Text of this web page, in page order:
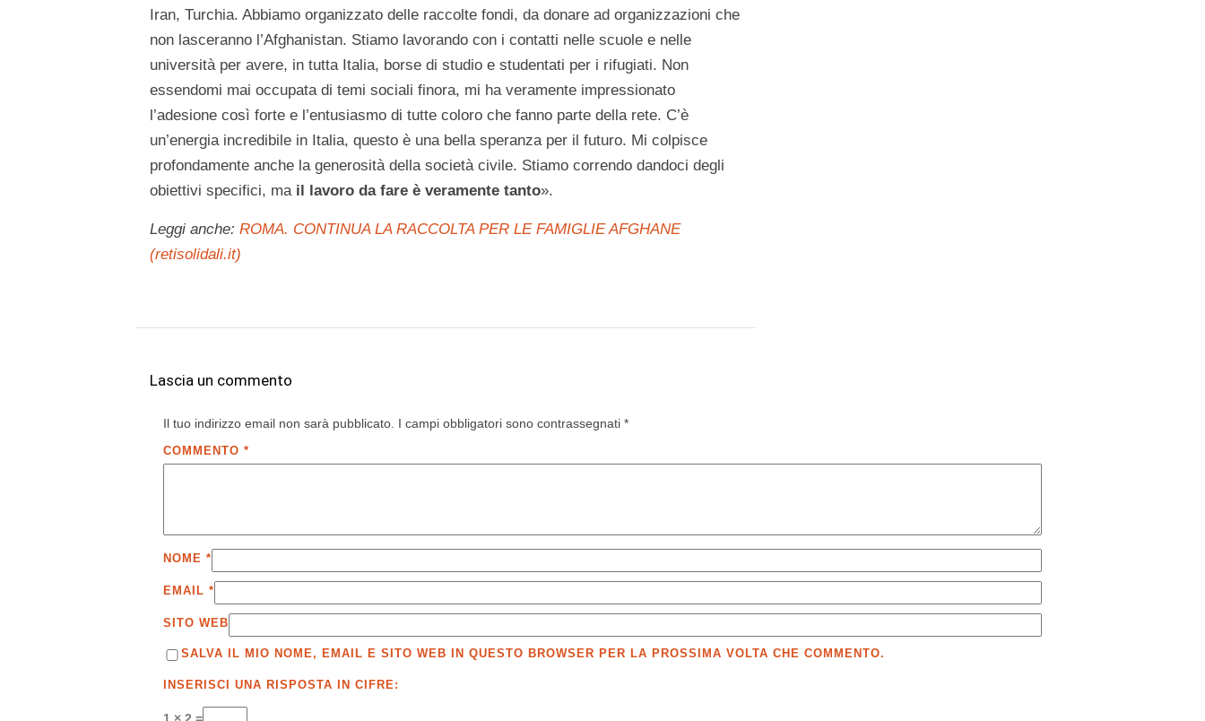
Iran, Turchia. Abbiamo organizzato delle raccolte fondi, da donare ad organizzazioni che
non lasceranno l’Afghanistan. Stiamo lavorando con i contatti nelle scuole e nelle
università per avere, in tutta Italia, borse di studio e studentati per i rifugiati. Non
essendomi mai occupata di temi sociali finora, mi ha veramente impressionato
l’adesione così forte e l’entusiasmo di tutte coloro che fanno parte della rete. C’è
un’energia incredibile in Italia, questo è una bella speranza per il futuro. Mi colpisce
profondamente anche la generosità della società civile. Stiamo correndo dandoci degli
obiettivi specifici, ma il lavoro da fare è veramente tanto».
Leggi anche: ROMA. CONTINUA LA RACCOLTA PER LE FAMIGLIE AFGHANE
(retisolidali.it)
Lascia un commento
Il tuo indirizzo email non sarà pubblicato. I campi obbligatori sono contrassegnati *
COMMENTO *
NOME *
EMAIL *
SITO WEB
SALVA IL MIO NOME, EMAIL E SITO WEB IN QUESTO BROWSER PER LA PROSSIMA VOLTA CHE COMMENTO.
INSERISCI UNA RISPOSTA IN CIFRE: